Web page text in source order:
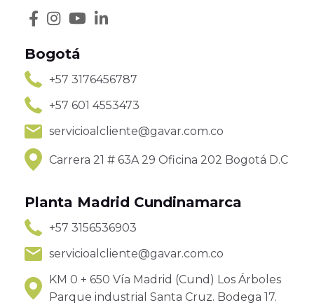
Bogotá
+57 3176456787
+57 601 4553473
servicioalcliente@gavar.com.co
Carrera 21 # 63A 29 Oficina 202 Bogotá D.C
Planta Madrid Cundinamarca
+57 3156536903
servicioalcliente@gavar.com.co
KM 0 + 650 Vía Madrid (Cund) Los Árboles
Parque industrial Santa Cruz. Bodega 17.